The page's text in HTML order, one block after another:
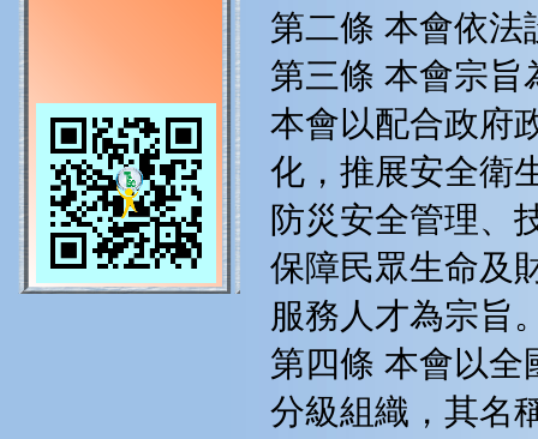
第二條 本會依法
第三條 本會宗旨
本會以配合政府
化，推展安全衛
防災安全管理、
保障民眾生命及
服務人才為宗旨
第四條 本會以全
分級組織，其名